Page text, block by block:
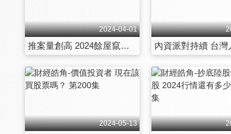
2024-04-01
推案量創高 2024餘屋竄逃？ 第194集
2024-05-13